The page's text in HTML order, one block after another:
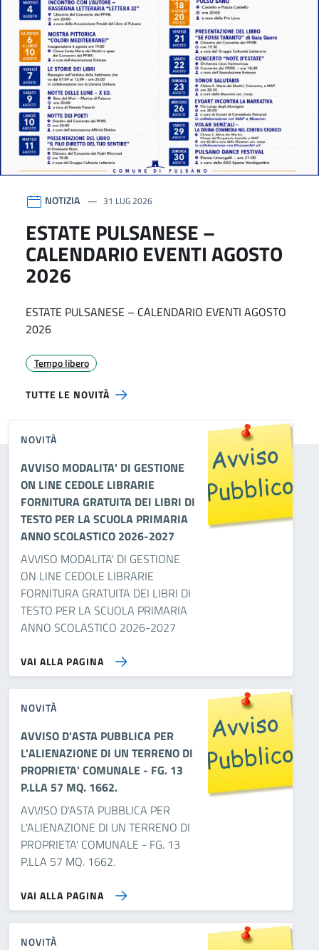
NOTIZIA 31 LUG 2026
ESTATE PULSANESE –
CALENDARIO EVENTI AGOSTO
2026
ESTATE PULSANESE – CALENDARIO EVENTI AGOSTO
2026
Tempo libero
TUTTE LE NOVITÀ
NOVITÀ
AVVISO MODALITA' DI GESTIONE
ON LINE CEDOLE LIBRARIE
FORNITURA GRATUITA DEI LIBRI DI
TESTO PER LA SCUOLA PRIMARIA
ANNO SCOLASTICO 2026-2027
AVVISO MODALITA' DI GESTIONE
ON LINE CEDOLE LIBRARIE
FORNITURA GRATUITA DEI LIBRI DI
TESTO PER LA SCUOLA PRIMARIA
ANNO SCOLASTICO 2026-2027
VAI ALLA PAGINA
NOVITÀ
AVVISO D'ASTA PUBBLICA PER
L'ALIENAZIONE DI UN TERRENO DI
PROPRIETA' COMUNALE - FG. 13
P.LLA 57 MQ. 1662.
AVVISO D'ASTA PUBBLICA PER
L'ALIENAZIONE DI UN TERRENO DI
PROPRIETA' COMUNALE - FG. 13
P.LLA 57 MQ. 1662.
VAI ALLA PAGINA
NOVITÀ